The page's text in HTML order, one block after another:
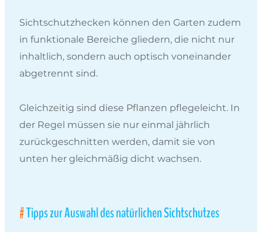
Sichtschutzhecken können den Garten zudem
in funktionale Bereiche gliedern, die nicht nur
inhaltlich, sondern auch optisch voneinander
abgetrennt sind.
Gleichzeitig sind diese Pflanzen pflegeleicht. In
der Regel müssen sie nur einmal jährlich
zurückgeschnitten werden, damit sie von
unten her gleichmäßig dicht wachsen.
Tipps zur Auswahl des natürlichen Sichtschutzes